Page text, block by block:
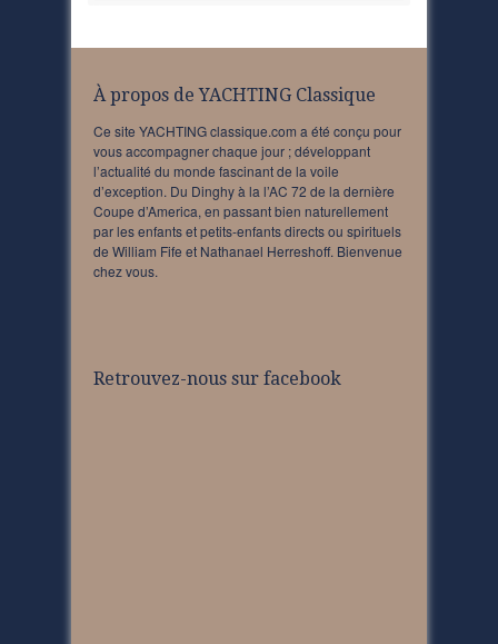
À propos de YACHTING Classique
Ce site YACHTING classique.com a été conçu pour
vous accompagner chaque jour ; développant
l’actualité du monde fascinant de la voile
d’exception. Du Dinghy à la l’AC 72 de la dernière
Coupe d’America, en passant bien naturellement
par les enfants et petits-enfants directs ou spirituels
de William Fife et Nathanael Herreshoff. Bienvenue
chez vous.
Retrouvez-nous sur facebook